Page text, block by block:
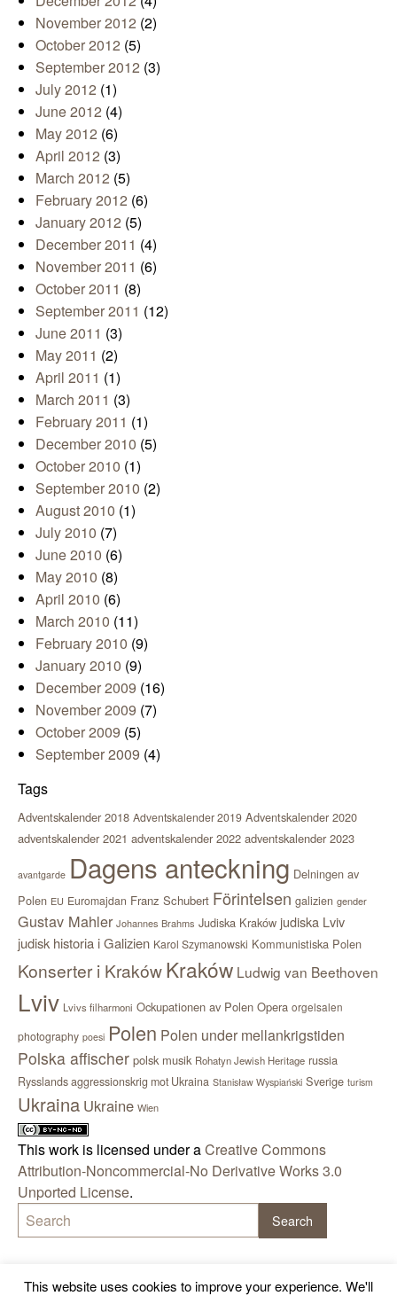
November 2012 (2)
October 2012 (5)
September 2012 (3)
July 2012 (1)
June 2012 (4)
May 2012 (6)
April 2012 (3)
March 2012 (5)
February 2012 (6)
January 2012 (5)
December 2011 (4)
November 2011 (6)
October 2011 (8)
September 2011 (12)
June 2011 (3)
May 2011 (2)
April 2011 (1)
March 2011 (3)
February 2011 (1)
December 2010 (5)
October 2010 (1)
September 2010 (2)
August 2010 (1)
July 2010 (7)
June 2010 (6)
May 2010 (8)
April 2010 (6)
March 2010 (11)
February 2010 (9)
January 2010 (9)
December 2009 (16)
November 2009 (7)
October 2009 (5)
September 2009 (4)
Tags
Adventskalender 2018 Adventskalender 2019 Adventskalender 2020
adventskalender 2021 adventskalender 2022 adventskalender 2023
avantgarde Dagens anteckning Delningen av
Polen EU Euromajdan Franz Schubert Förintelsen galizien gender
Gustav Mahler Johannes Brahms Judiska Kraków judiska Lviv
judisk historia i Galizien Karol Szymanowski Kommunistiska Polen
Konserter i KrakówKraków Ludwig van Beethoven
Lviv Lvivs filharmoni Ockupationen av Polen Opera orgelsalen
photography poesi Polen Polen under mellankrigstiden
Polska affischer polsk musik Rohatyn Jewish Heritage russia
Rysslands aggressionskrig mot Ukraina Stanisław Wyspiański Sverige turism
Ukraina Ukraine Wien
This work is licensed under aCreative Commons
Attribution-Noncommercial-No Derivative Works 3.0
Unported License.
This website uses cookies to improve your experience. We'll